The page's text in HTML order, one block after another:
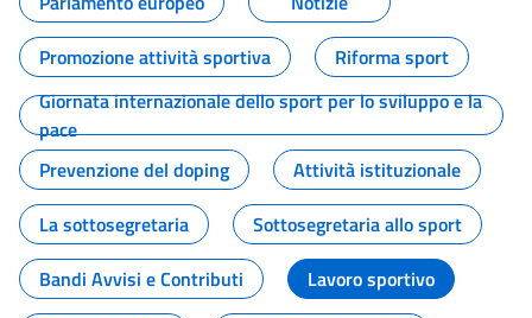
Promozione attività sportiva
Riforma sport
Giornata internazionale dello sport per lo sviluppo e la
pace
Prevenzione del doping
Attività istituzionale
La sottosegretaria
Sottosegretaria allo sport
Bandi Avvisi e Contributi
Lavoro sportivo